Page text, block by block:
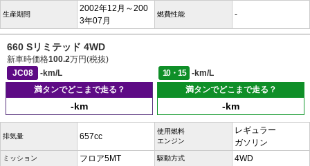
生産期間
2002年12月～200
3年07月
燃費性能 -
660 Sリミテッド 4WD
新車時価格100.2万円(税抜)
JC08
-km/L 10・15
-km/L
満タンでどこまで走る？
-km
満タンでどこまで走る？
-km
排気量 657cc
使用燃料
エンジン
レギュラー
ガソリン
ミッション フロア5MT 駆動方式 4WD